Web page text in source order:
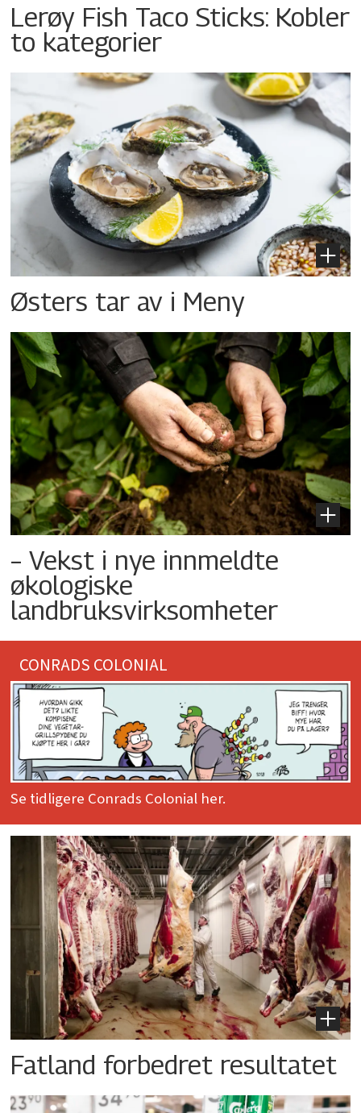
Lerøy Fish Taco Sticks: Kobler
to kategorier
Østers tar av i Meny
– Vekst i nye innmeldte
økologiske
landbruksvirksomheter
CONRADS COLONIAL
Se tidligere Conrads Colonial her.
Fatland forbedret resultatet